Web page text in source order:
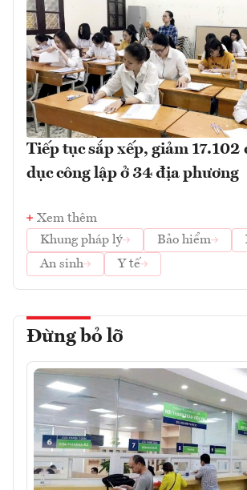
Tiếp tục sắp xếp, giảm 17.102
dục công lập ở 34 địa phương
Xem thêm
Khung pháp lý
Bảo hiểm
An sinh
Y tế
Đừng bỏ lỡ